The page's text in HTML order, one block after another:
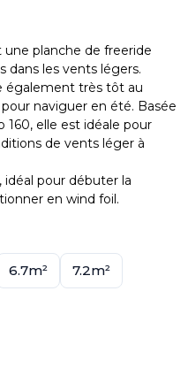
une planche de freeride
dans les vents légers.
également très tôt au
naviguer en été. Basée
160, elle est idéale pour
de vents léger à
pour débuter la
en wind foil.
6.7m² 7.2m²